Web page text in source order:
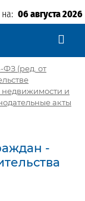
06 августа 2026
ФЗ (ред. от
недвижимости и
акты
-